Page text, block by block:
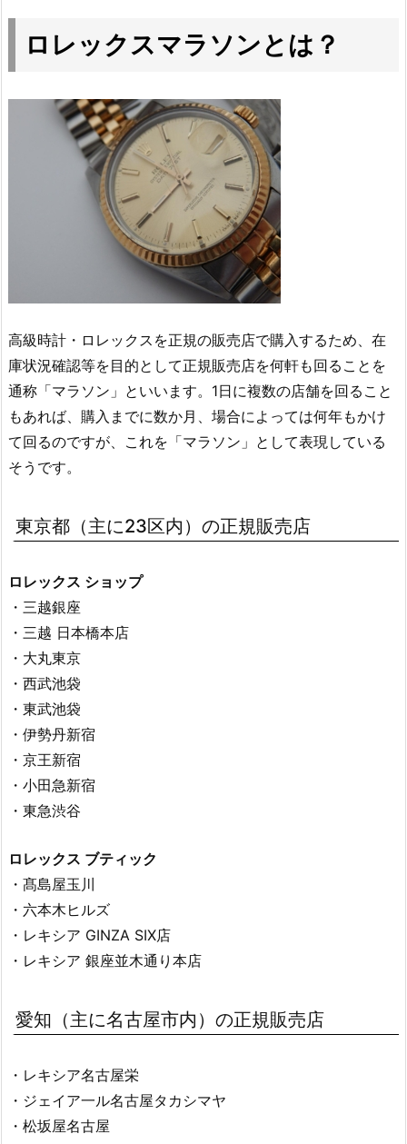
ロレックスマラソンとは？
高級時計・ロレックスを正規の販売店で購入するため、在
庫状況確認等を目的として正規販売店を何軒も回ることを
通称「マラソン」といいます。1日に複数の店舗を回ること
もあれば、購入までに数か月、場合によっては何年もかけ
て回るのですが、これを「マラソン」として表現している
そうです。
東京都（主に23区内）の正規販売店
ロレックス ショップ
・三越銀座
・三越 日本橋本店
・大丸東京
・西武池袋
・東武池袋
・伊勢丹新宿
・京王新宿
・小田急新宿
・東急渋谷
ロレックス ブティック
・髙島屋玉川
・六本木ヒルズ
・レキシア GINZA SIX店
・レキシア 銀座並木通り本店
愛知（主に名古屋市内）の正規販売店
・レキシア名古屋栄
・ジェイア一ル名古屋タカシマヤ
・松坂屋名古屋